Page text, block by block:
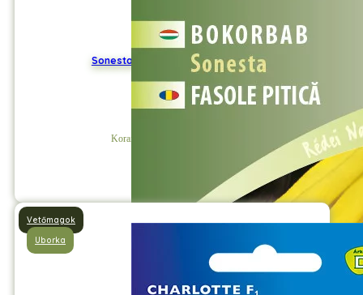
Sonesta sárgahüvelyű bokorbab
Korai érésű, rendkívül bőtermő.
Vetőmagok
Uborka